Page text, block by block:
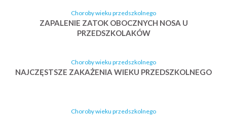
Choroby wieku przedszkolnego
ZAPALENIE ZATOK OBOCZNYCH NOSA U
PRZEDSZKOLAKÓW
Choroby wieku przedszkolnego
NAJCZĘSTSZE ZAKAŻENIA WIEKU PRZEDSZKOLNEGO
Choroby wieku przedszkolnego